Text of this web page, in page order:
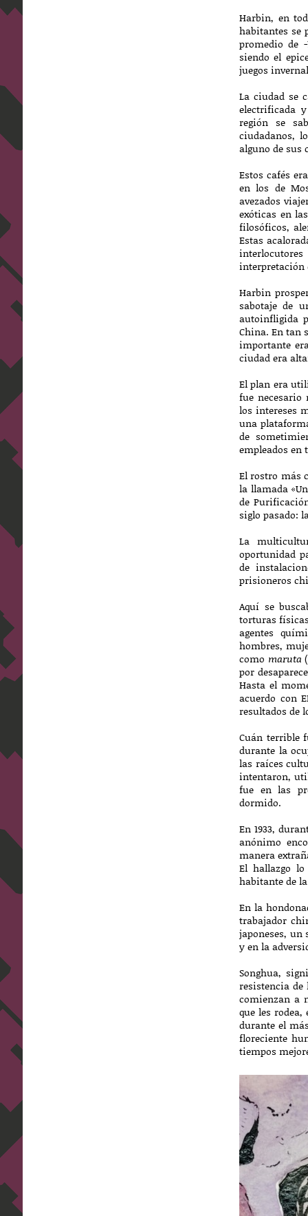
Harbin, en
habitantes se
promedio de
siendo el
juegos
La ciudad se
electrificada
región se
ciudadanos,
alguno de sus
Estos cafés
en los de
avezados
exóticas en
filosóficos,
Estas
interpretación
Harbin
sabotaje de
autoinfligida
China. En tan
importante
ciudad era
El plan era
fue necesario
los intereses
una
de
empleados en
El rostro más
la llamada
de
siglo pasado:
La
oportunidad
de
prisioneros
Aquí se
torturas
agentes
hombres,
como maruta
por
Hasta el
acuerdo con
resultados de
Cuán terrible
durante la
las raíces
intentaron,
fue en las
dormido.
En 1933,
anónimo
manera
El hallazgo
habitante de
En la
trabajador
japoneses, un
y en la
Songhua,
resistencia de
comienzan a
que les
durante el
floreciente
tiempos